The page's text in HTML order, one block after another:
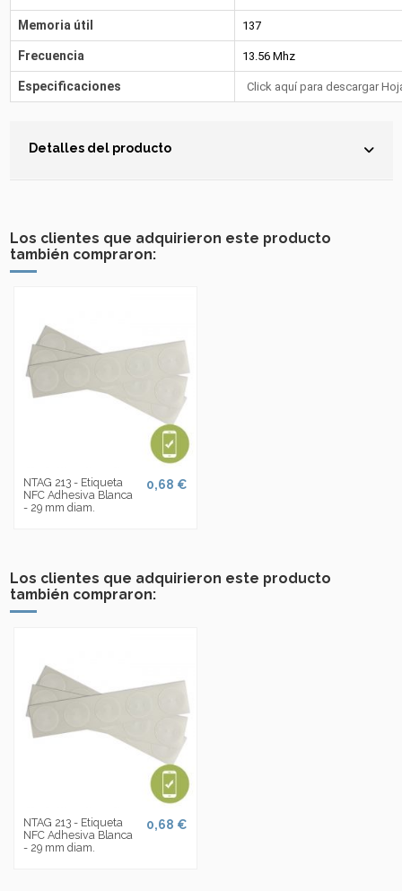
Memoria útil 137
Frecuencia 13.56 Mhz
Especificaciones Click aquí para descargar
Detalles del producto
Los clientes que adquirieron este producto
también compraron:
NTAG 213 - Etiqueta
NFC Adhesiva Blanca
- 29 mm diam.
0,68 €
Los clientes que adquirieron este producto
también compraron:
NTAG 213 - Etiqueta
NFC Adhesiva Blanca
- 29 mm diam.
0,68 €